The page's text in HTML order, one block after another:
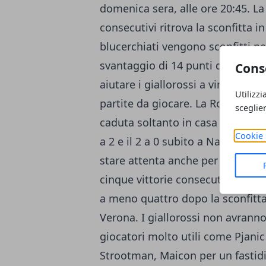
Cookie
domenica sera, alle ore 20:45.
consecutivi ritrova la sconfitta
blucerchiati vengono sconfitti
svantaggio di 14 punti dalla
aiutare i giallorossi a vincere lo
partite da giocare. La Roma non
caduta soltanto in casa della
a 2 e il 2 a 0 subito a Napoli.
stare attenta anche per il
cinque vittorie consecutive e a
a meno quattro dopo la
Verona. I giallorossi non
giocatori molto utili come
Strootman, Maicon per un